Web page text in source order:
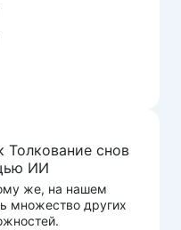
Толкование снов
ИИ
же, на нашем
множество других